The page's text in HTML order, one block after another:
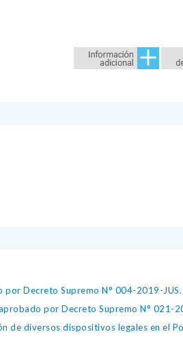
Decreto Supremo N° 004-2019-JUS.
por Decreto Supremo N° 021-
de diversos dispositivos legales en el